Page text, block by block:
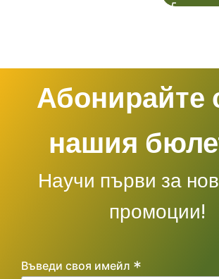
Абонирайте
нашия
Научи първи за
промоции!
Въведи своя имейл *